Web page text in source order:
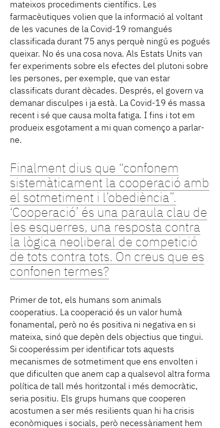
mateixos procediments científics. Les
farmacèutiques volien que la informació al voltant
de les vacunes de la Covid-19 romangués
classificada durant 75 anys perquè ningú es pogués
queixar. No és una cosa nova. Als Estats Units van
fer experiments sobre els efectes del plutoni sobre
les persones, per exemple, que van estar
classificats durant dècades. Després, el govern va
demanar disculpes i ja està. La Covid-19 és massa
recent i sé que causa molta fatiga. I fins i tot em
produeix esgotament a mi quan començo a parlar-
ne.
Finalment dius que “confonem
sistemàticament la cooperació amb
el sotmetiment i l’obediència”.
‘Cooperació’ és una paraula clau de
les esquerres, una resposta contra
la lògica neoliberal de competició
de tots contra tots. On creus que es
confonen termes?
Primer de tot, els humans som animals
cooperatius. La cooperació és un valor humà
fonamental, però no és positiva ni negativa en si
mateixa, sinó que depèn dels objectius que tingui.
Si cooperéssim per identificar tots aquests
mecanismes de sotmetiment que ens envolten i
que dificulten que anem cap a qualsevol altra forma
política de tall més horitzontal i més democràtic,
seria positiu. Els grups humans que cooperen
acostumen a ser més resilients quan hi ha crisis
econòmiques i socials, però necessàriament hem